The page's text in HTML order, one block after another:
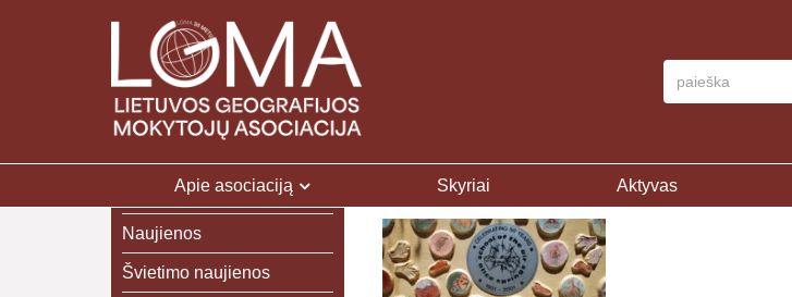
Apie asociaciją Skyriai Aktyvas
Naujienos
Švietimo naujienos